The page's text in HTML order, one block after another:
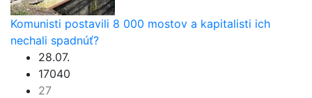
Komunisti postavili 8 000 mostov a kapitalisti ich
nechali spadnúť?
28.07.
17040
27